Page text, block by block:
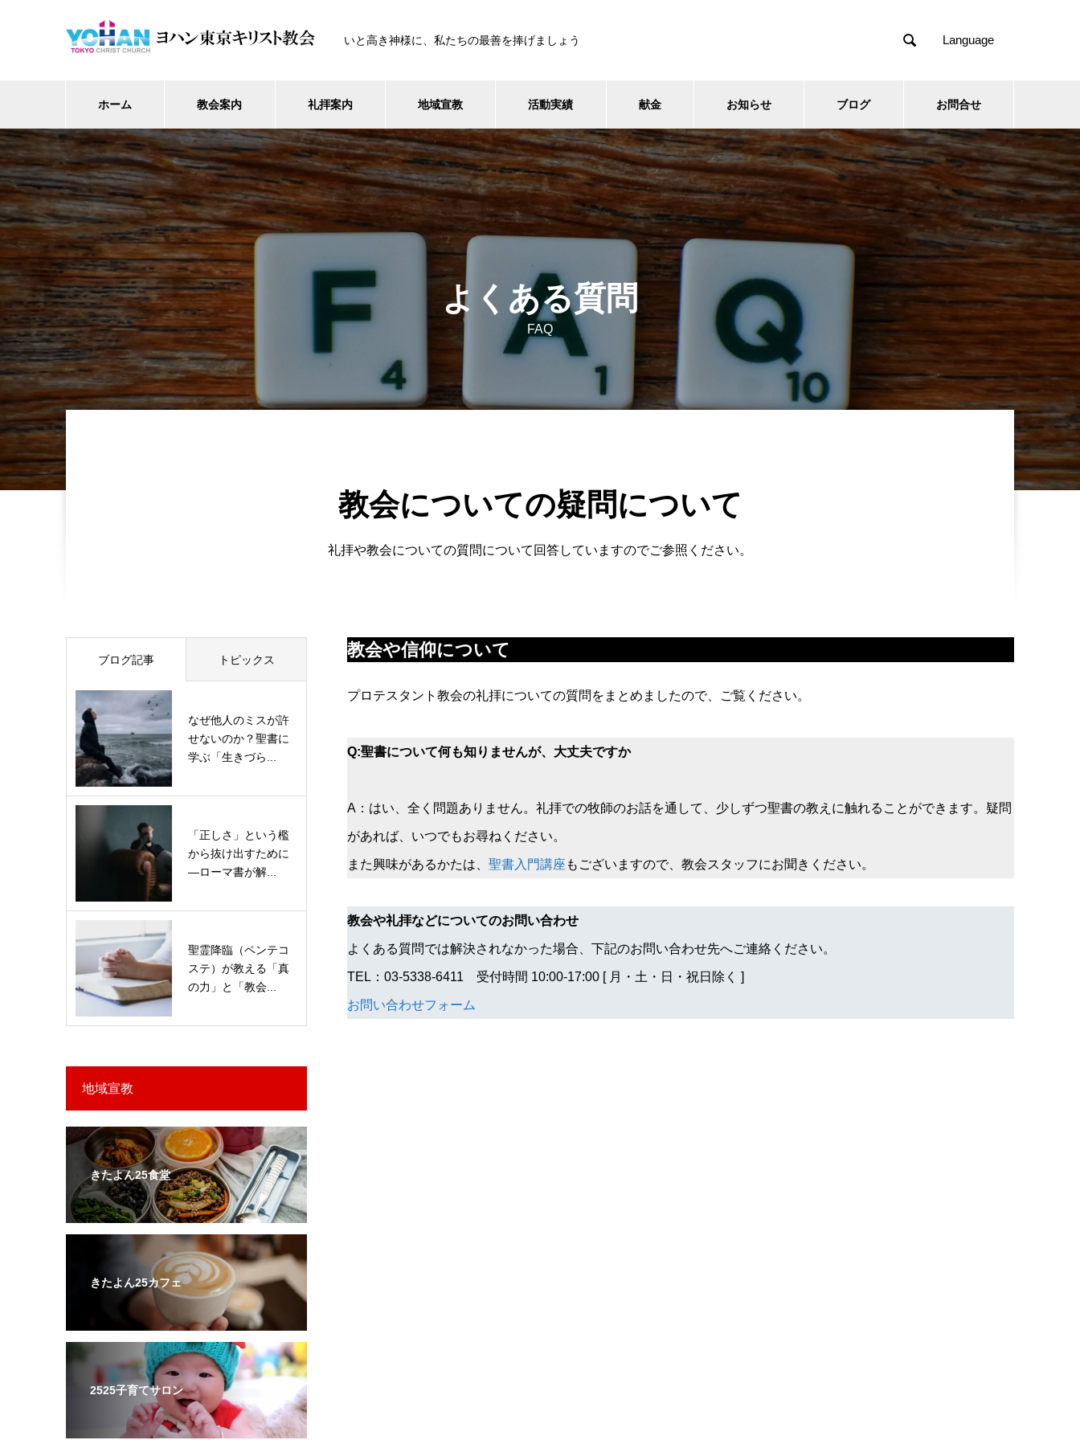
いと高き神様に、私たちの最善を捧げましょう  Language
ホーム 教会案内 礼拝案内 地域宣教 活動実績 献金 お知らせ ブログ お問合せ
よくある質問
FAQ
教会についての疑問について
礼拝や教会についての質問について回答していますのでご参照ください。
教会や信仰について
プロテスタント教会の礼拝についての質問をまとめましたので、ご覧ください。
Q:聖書について何も知りませんが、大丈夫ですか
A：はい、全く問題ありません。礼拝での牧師のお話を通して、少しずつ聖書の教えに触れることができます。疑問
があれば、いつでもお尋ねください。
また興味があるかたは、 聖書入門講座 もございますので、教会スタッフにお聞きください。
教会や礼拝などについてのお問い合わせ
よくある質問では解決されなかった場合、下記のお問い合わせ先へご連絡ください。
TEL：03-5338-6411 受付時間 10:00-17:00 [ 月・土・日・祝日除く ]
お問い合わせフォーム
ブログ記事 トピックス
なぜ他人のミスが許
せないのか？聖書に
学ぶ「生きづら...
「正しさ」という檻
から抜け出すために
—ローマ書が解...
聖霊降臨（ペンテコ
ステ）が教える「真
の力」と「教会...
地域宣教
きたよん25食堂
きたよん25カフェ
2525子育てサロン